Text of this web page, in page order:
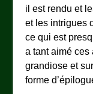
il est rendu et
et les intrigues
ce qui est
a tant aimé ces
grandiose et
forme